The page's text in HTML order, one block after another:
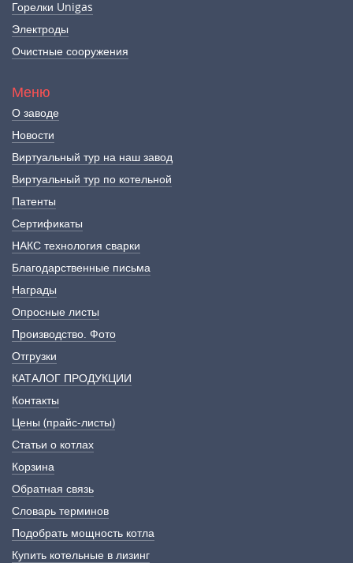
Горелки Unigas
Электроды
Очистные сооружения
Меню
О заводе
Новости
Виртуальный тур на наш завод
Виртуальный тур по котельной
Патенты
Сертификаты
НАКС технология сварки
Благодарственные письма
Награды
Опросные листы
Производство. Фото
Отгрузки
КАТАЛОГ ПРОДУКЦИИ
Контакты
Цены (прайс-листы)
Статьи о котлах
Корзина
Обратная связь
Словарь терминов
Подобрать мощность котла
Купить котельные в лизинг